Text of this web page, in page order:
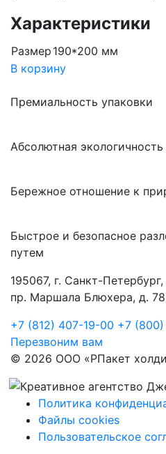
Характеристики
Размер 190*200 мм
В корзину
Премиальность упаковки
Абсолютная экологичность
Бережное отношение к
Быстрое и безопасное
путем
195067, г. Санкт-Петербург,
пр. Маршала Блюхера, д.
+7 (812) 407-19-00 +7
Перезвоним вам
© 2026 ООО «РПакет
Политика
Файлы cookies
Пользовательское